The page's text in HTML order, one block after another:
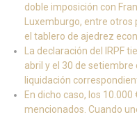
doble imposición con
Luxemburgo, entre
el tablero de ajedrez
La declaración del IRPF
abril y el 30 de
liquidación
En dicho caso, los
mencionados. Cuando